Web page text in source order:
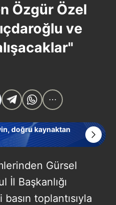
Özgür Özel
ve
doğru kaynaktan
Gürsel
İl Başkanlığı
toplantısıyla